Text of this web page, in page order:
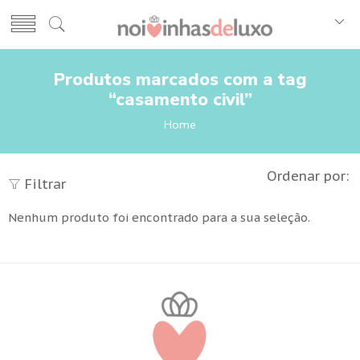
Produtos marcados com a tag
“casamento civil”
Home
Filtrar Ordenar por:
Nenhum produto foi encontrado para a sua seleção.